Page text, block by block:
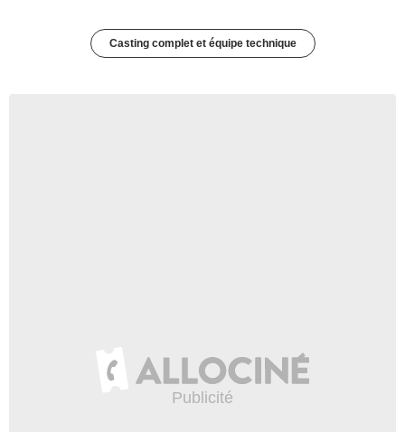
Casting complet et équipe technique